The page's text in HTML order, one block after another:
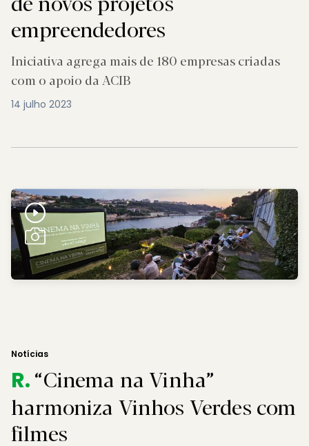
empreendedores
Iniciativa agrega mais de 180 empresas criadas
com o apoio da ACIB
14 julho 2023
Notícias
R.“Cinema na Vinha”
harmoniza Vinhos Verdes com
filmes